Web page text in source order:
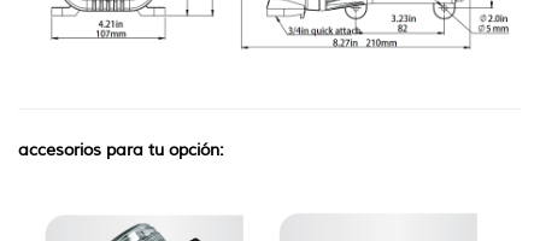
accesorios para tu opción: